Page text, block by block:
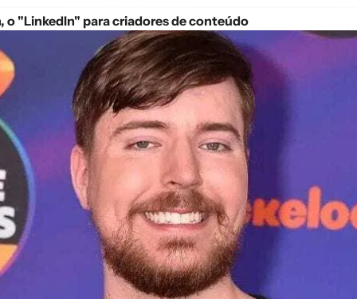
o "LinkedIn" para criadores de conteúdo